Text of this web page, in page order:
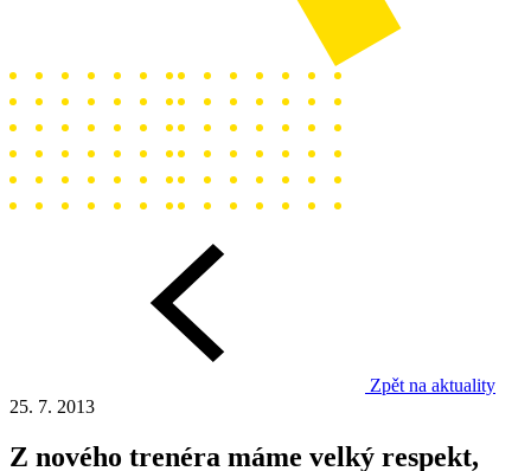
Zpět na aktuality
25. 7. 2013
Z nového trenéra máme velký respekt,